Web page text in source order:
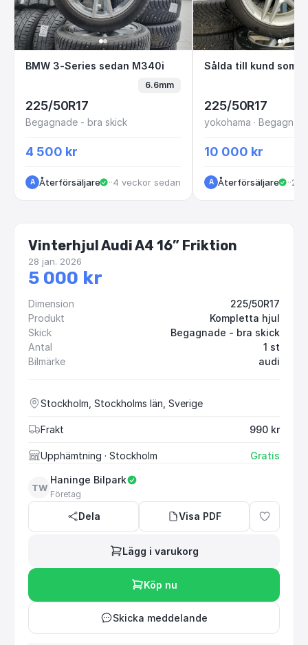
BMW 3-Series sedan M340i
BMW 3-Series sedan M340i
6.6mm
225/50R17
Begagnade - bra skick
4 500 kr
A Återförsäljare ·Kungälv
·4 veckor sedan
Sålda till kund
225/50R17
10 000 kr
A Återförsäljare ··2
Vinterhjul Audi A4 16” Friktion
28 jan. 2026
5 000 kr
Dimension
225/50R17
Produkt
Kompletta hjul
Skick
Begagnade - bra skick
Antal
1 st
Bilmärke
audi
Stockholm, Stockholms län, Sverige
Frakt 990 kr
Upphämtning · Stockholm Gratis
TW
Haninge Bilpark
Företag
Dela Visa PDF
Lägg i varukorg
Köp nu
Skicka meddelande